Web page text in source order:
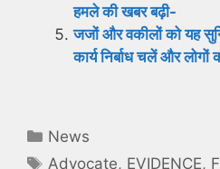
हमले की खबर बढ़ी-
जजों और वकीलों को यह
कार्य निर्बाध चलें और
Categories
News
Tags
Advocate, EVIDENCE,